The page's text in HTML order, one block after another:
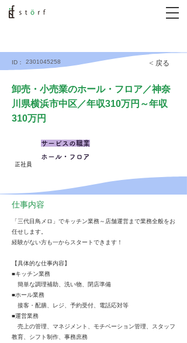
ID： 2301045258 < 戻る
卸売・小売業のホール・フロア／神奈
川県横浜市中区／年収310万円～年収
310万円
正社員
サービスの職業
ホール・フロア
仕事内容
「三代目鳥メロ」でキッチン業務～店舗運営まで業務全般をお
任せします。
経験がない方も一からスタートできます！
【具体的な仕事内容】
■キッチン業務
簡単な調理補助、洗い物、閉店準備
■ホール業務
接客・配膳、レジ、予約受付、電話応対等
■運営業務
売上の管理、マネジメント、モチベーション管理、スタッフ
教育、シフト制作、事務庶務